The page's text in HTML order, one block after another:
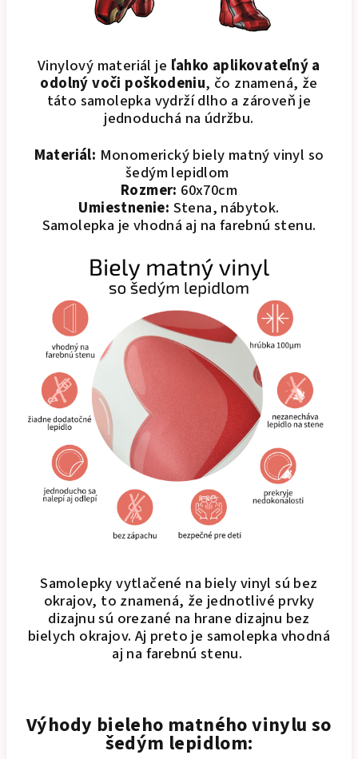
Vinylový materiál je ľahko aplikovateľný a
odolný voči poškodeniu, čo znamená, že
táto samolepka vydrží dlho a zároveň je
jednoduchá na údržbu.
Materiál: Monomerický biely matný vinyl so
šedým lepidlom
Rozmer: 60x70cm
Umiestnenie: Stena, nábytok.
Samolepka je vhodná aj na farebnú stenu.
Samolepky vytlačené na biely vinyl sú bez
okrajov, to znamená, že jednotlivé prvky
dizajnu sú orezané na hrane dizajnu bez
bielych okrajov. Aj preto je samolepka vhodná
aj na farebnú stenu.
Výhody bieleho matného vinylu so
šedým lepidlom: